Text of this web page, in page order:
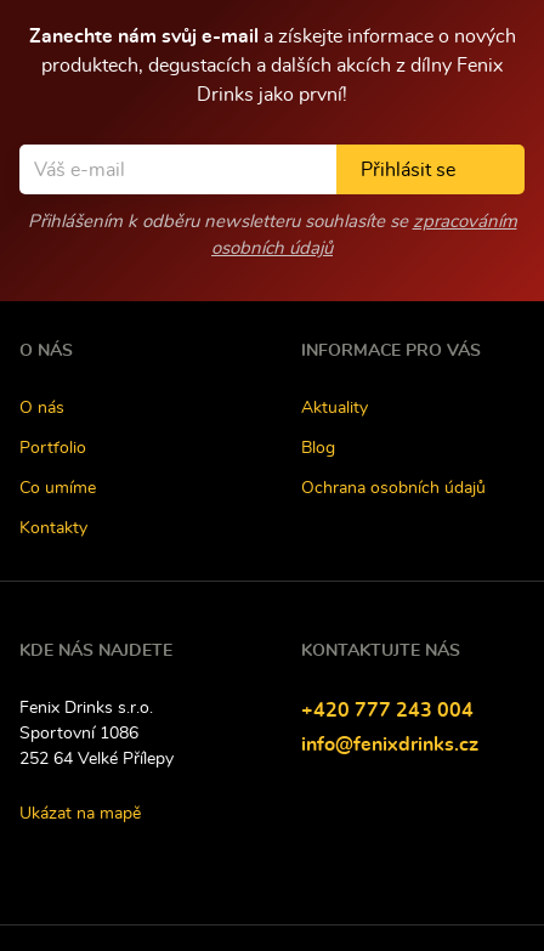
Zanechte nám svůj e-mail
a získejte informace o nových
produktech, degustacích a dalších akcích z dílny Fenix
Drinks jako první!
Přihlásit se
Přihlášením k odběru newsletteru souhlasíte se zpracováním
osobních údajů
O NÁS
O nás
Portfolio
Co umíme
Kontakty
INFORMACE PRO VÁS
Aktuality
Blog
Ochrana osobních údajů
KDE NÁS NAJDETE
Fenix Drinks s.r.o.
Sportovní 1086
252 64 Velké Přílepy
Ukázat na mapě
KONTAKTUJTE NÁS
Telefon:
+420 777 243 004
E-
info@fenixdrinks.cz